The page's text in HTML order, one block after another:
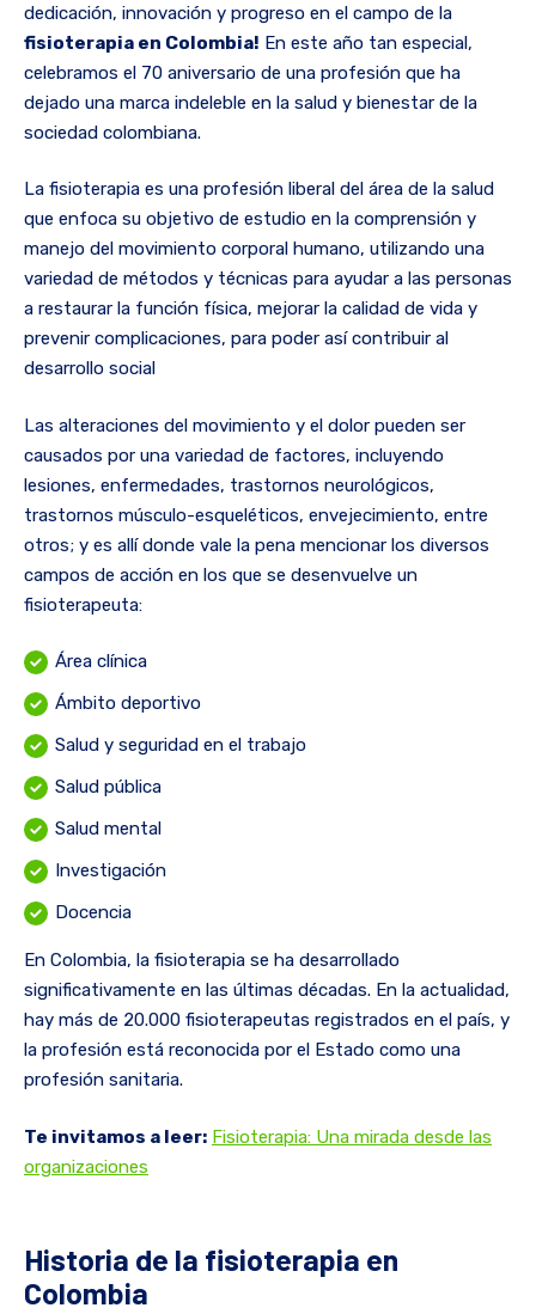
dedicación, innovación y progreso en el campo de la
fisioterapia en Colombia! En este año tan especial,
celebramos el 70 aniversario de una profesión que ha
dejado una marca indeleble en la salud y bienestar de la
sociedad colombiana.
La fisioterapia es una profesión liberal del área de la salud
que enfoca su objetivo de estudio en la comprensión y
manejo del movimiento corporal humano, utilizando una
variedad de métodos y técnicas para ayudar a las personas
a restaurar la función física, mejorar la calidad de vida y
prevenir complicaciones, para poder así contribuir al
desarrollo social
Las alteraciones del movimiento y el dolor pueden ser
causados por una variedad de factores, incluyendo
lesiones, enfermedades, trastornos neurológicos,
trastornos músculo-esqueléticos, envejecimiento, entre
otros; y es allí donde vale la pena mencionar los diversos
campos de acción en los que se desenvuelve un
fisioterapeuta:
Área clínica
Ámbito deportivo
Salud y seguridad en el trabajo
Salud pública
Salud mental
Investigación
Docencia
En Colombia, la fisioterapia se ha desarrollado
significativamente en las últimas décadas. En la actualidad,
hay más de 20.000 fisioterapeutas registrados en el país, y
la profesión está reconocida por el Estado como una
profesión sanitaria.
Te invitamos a leer: Fisioterapia: Una mirada desde las
organizaciones
Historia de la fisioterapia en
Colombia